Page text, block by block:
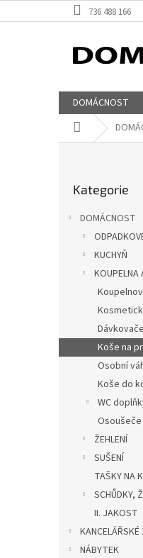
na
736 488 166
DOMÁCNOST
Domů
e
l
kategorie
Kategorie
DOMÁCNOST
KUCHYŇ
KOUPELNA
Koše na
Osobní
Koše do
WC
ŽEHLENÍ
SUŠENÍ
TAŠKY NA
SCHŮDKY,
II. JAKOST
KANCELÁŘSKÉ
NÁBYTEK